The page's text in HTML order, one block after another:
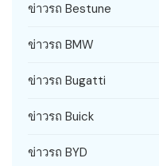
ข่าวรถ Bestune
ข่าวรถ BMW
ข่าวรถ Bugatti
ข่าวรถ Buick
ข่าวรถ BYD